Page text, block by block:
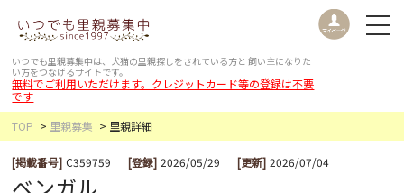
いつでも里親募集中は、犬猫の里親探しをされている方と 飼い主になりた
い方をつなげるサイトです。
無料でご利用いただけます。クレジットカード等の登録は不要
です
TOP
里親募集 里親詳細
[掲載番号] C359759 [登録] 2026/05/29 [更新] 2026/07/04